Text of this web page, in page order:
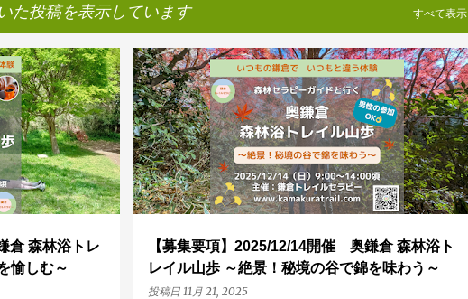
た投稿を表示しています すべて表示
倉 森林浴トレ
愉しむ～
奥鎌倉 山歩
+
【募集要項】2025/12/14開催 奥鎌倉 森林浴ト
レイル山歩 ～絶景！秘境の谷で錦を味わう～
投稿日 11月 21, 2025
AWE体験 ハイキング 奥鎌倉 錦秋 山歩 +
募集要項